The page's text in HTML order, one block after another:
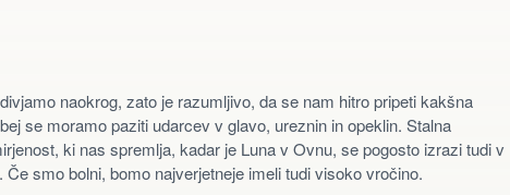
naokrog, zato je razumljivo, da se nam hitro pripeti kakšna
se moramo paziti udarcev v glavo, ureznin in opeklin. Stalna
ki nas spremlja, kadar je Luna v Ovnu, se pogosto izrazi tudi v
smo bolni, bomo najverjetneje imeli tudi visoko vročino.